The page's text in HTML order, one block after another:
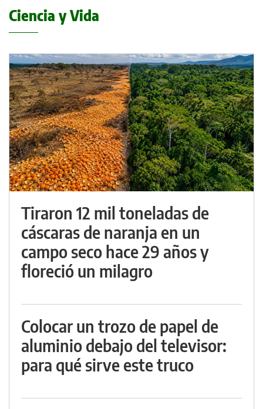
Ciencia y Vida
Tiraron 12 mil toneladas de
cáscaras de naranja en un
campo seco hace 29 años y
floreció un milagro
Colocar un trozo de papel de
aluminio debajo del televisor:
para qué sirve este truco